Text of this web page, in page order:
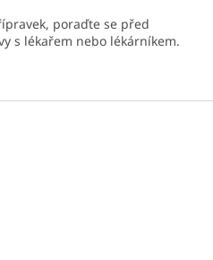
poraďte se před
s lékařem nebo lékárníkem.